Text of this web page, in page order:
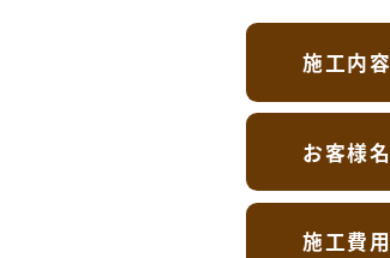
施工内容
お客様名
施工費用